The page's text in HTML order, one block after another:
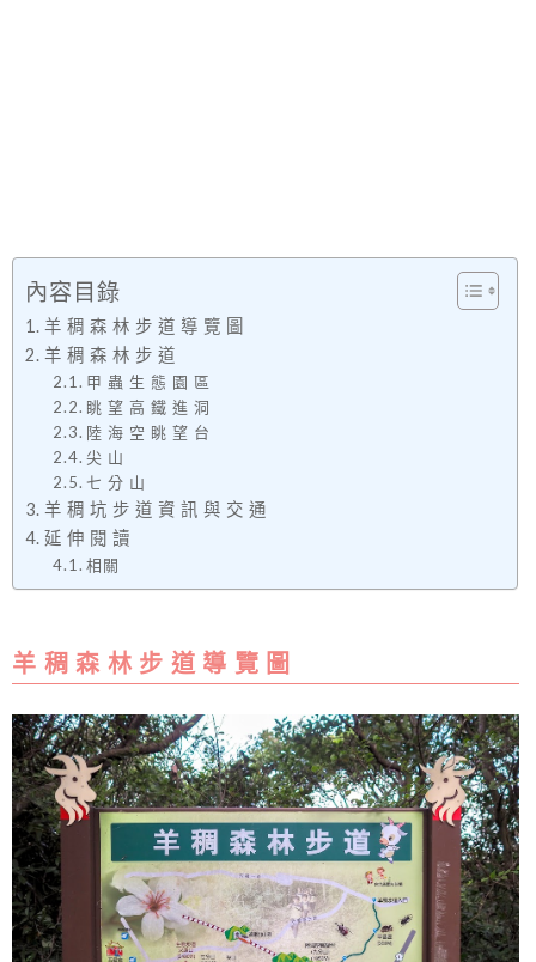
內容目錄
羊 稠 森 林 步 道 導 覽 圖
羊 稠 森 林 步 道
甲 蟲 生 態 園 區
眺 望 高 鐵 進 洞
陸 海 空 眺 望 台
尖 山
七 分 山
羊 稠 坑 步 道 資 訊 與 交 通
延 伸 閱 讀
相關
羊 稠 森 林 步 道 導 覽 圖